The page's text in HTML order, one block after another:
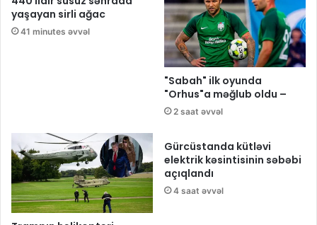
yaşayan sirli ağac
41 minutes əvvəl
"Sabah" ilk oyunda
"Orhus"a məğlub oldu –
2 saat əvvəl
Gürcüstanda kütləvi
elektrik kəsintisinin səbəbi
açıqlandı
4 saat əvvəl